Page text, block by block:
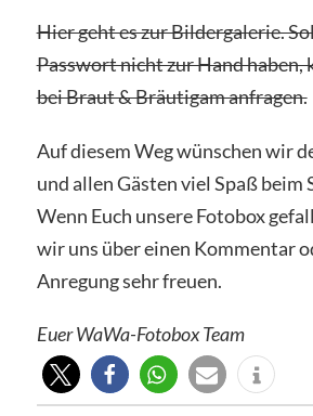
Hier geht es zur Bildergalerie.
Passwort nicht zur Hand haben,
bei Braut & Bräutigam anfragen.
Auf diesem Weg wünschen wir
und allen Gästen viel Spaß beim
Wenn Euch unsere Fotobox
wir uns über einen Kommentar
Anregung sehr freuen.
Euer WaWa-Fotobox Team